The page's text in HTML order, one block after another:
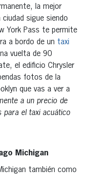
la mejor
sigue siendo
York Pass te permite
a bordo de un taxi
vuelta de 90
el edificio Chrysler
fotos de la
que vas a ver a
a un precio de
el taxi acuático
Michigan
también como